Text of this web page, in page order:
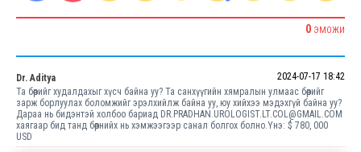
0 ЭМОЖИ
Dr. Aditya
2024-07-17 18:42
Та бөөрийг худалдахыг хүсч байна уу? Та санхүүгийн хямралын улмаас бөөрийг
зарж борлуулах боломжийг эрэлхийлж байна уу, юу хийхээ мэдэхгүй байна уу?
Дараа нь бидэнтэй холбоо бариад DR.PRADHAN.UROLOGIST.LT.COL@GMAIL.COM
хаягаар бид танд бөөрнийх нь хэмжээгээр санал болгох болно.Yнэ: $ 780, 000
USD